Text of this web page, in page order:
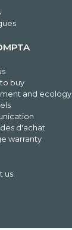
buy
and ecology
d'achat
warranty
us